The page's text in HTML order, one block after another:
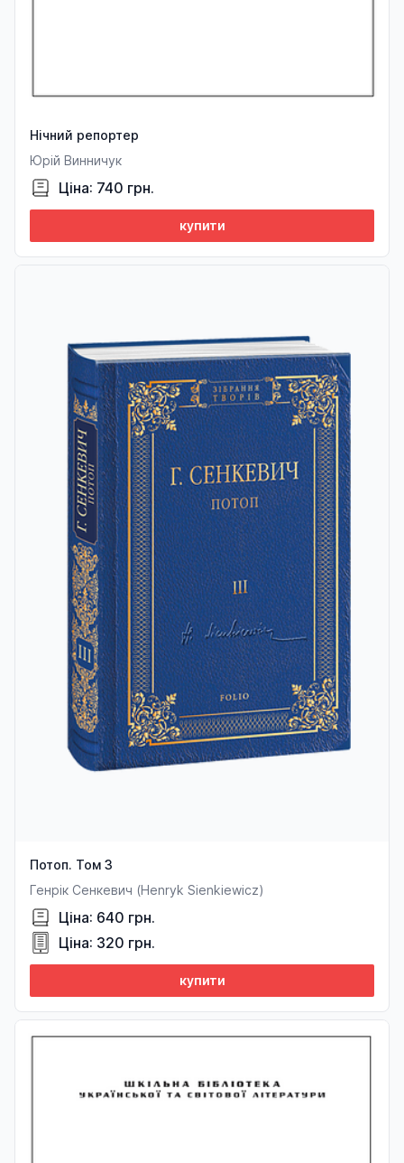
Нічний репортер
Юрій Винничук
Ціна: 740 грн.
купити
Потоп. Том 3
Генрік Сенкевич (Henryk Sienkiewicz)
Ціна: 640 грн.
Ціна: 320 грн.
купити